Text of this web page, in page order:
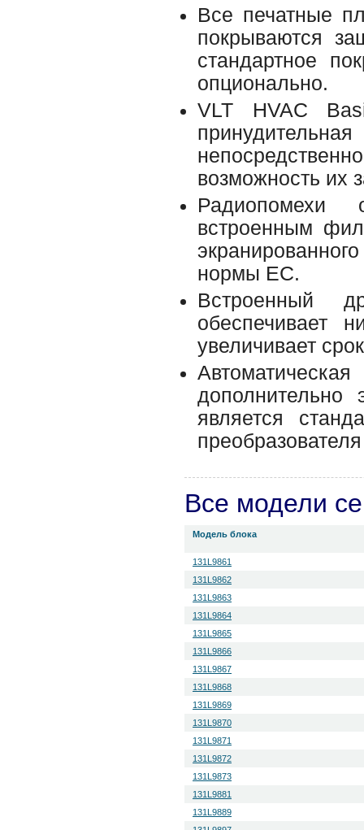
Все печатные
покрываются
стандартное
опционально.
VLT HVAC
возможность их
Радиопомехи
встроенным
нормы ЕС.
Встроенный
обеспечивает
увеличивает
является
Все модели
Модель блока
131L9861
131L9862
131L9863
131L9864
131L9865
131L9866
131L9867
131L9868
131L9869
131L9870
131L9871
131L9872
131L9873
131L9881
131L9889